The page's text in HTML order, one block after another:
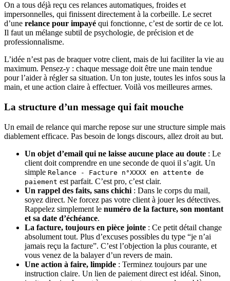
On a tous déjà reçu ces relances automatiques, froides et
impersonnelles, qui finissent directement à la corbeille. Le secret
d’une relance pour impayé qui fonctionne, c’est de sortir de ce lot.
Il faut un mélange subtil de psychologie, de précision et de
professionnalisme.
L’idée n’est pas de braquer votre client, mais de lui faciliter la vie au
maximum. Pensez-y : chaque message doit être une main tendue
pour l’aider à régler sa situation. Un ton juste, toutes les infos sous la
main, et une action claire à effectuer. Voilà vos meilleures armes.
La structure d’un message qui fait mouche
Un email de relance qui marche repose sur une structure simple mais
diablement efficace. Pas besoin de longs discours, allez droit au but.
Un objet d’email qui ne laisse aucune place au doute : Le
client doit comprendre en une seconde de quoi il s’agit. Un
simple Relance - Facture n°XXXX en attente de
paiement est parfait. C’est pro, c’est clair.
Un rappel des faits, sans chichi : Dans le corps du mail,
soyez direct. Ne forcez pas votre client à jouer les détectives.
Rappelez simplement le numéro de la facture, son montant
et sa date d’échéance.
La facture, toujours en pièce jointe : Ce petit détail change
absolument tout. Plus d’excuses possibles du type “je n’ai
jamais reçu la facture”. C’est l’objection la plus courante, et
vous venez de la balayer d’un revers de main.
Une action à faire, limpide : Terminez toujours par une
instruction claire. Un lien de paiement direct est idéal. Sinon,